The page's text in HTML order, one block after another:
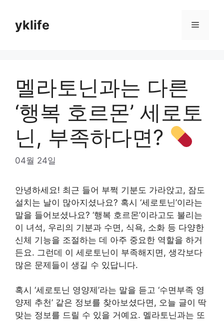
contentyklife Menu
멜라토닌과는 다른
‘행복 호르몬’ 세로토
닌, 부족하다면?
04월 24일
안녕하세요! 최근 들어 부쩍 기분도 가라앉고, 잠도
설치는 날이 많아지셨나요? 혹시 ‘세로토닌’이라는
말을 들어보셨나요? ‘행복 호르몬’이라고도 불리는
이 녀석, 우리의 기분과 수면, 식욕, 소화 등 다양한
신체 기능을 조절하는 데 아주 중요한 역할을 하거
든요. 그런데 이 세로토닌이 부족해지면, 생각보다
많은 문제들이 생길 수 있답니다.
혹시 ‘세로토닌 영양제’라는 말을 듣고 ‘수면부족 영
양제 추천’ 같은 정보를 찾아보셨다면, 오늘 글이 딱
맞는 정보를 드릴 수 있을 거예요. 멜라토닌과는 또